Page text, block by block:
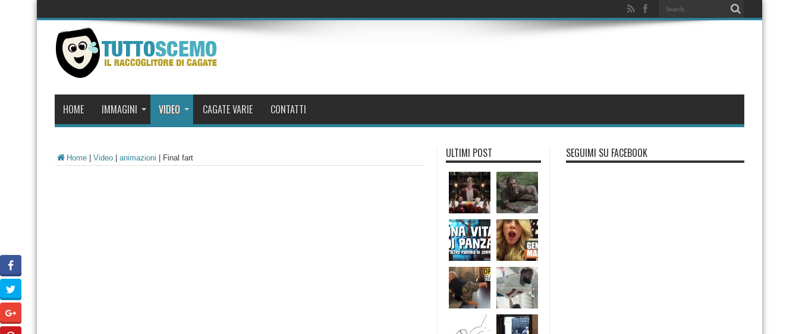
HOME IMMAGINI VIDEO CAGATE VARIE CONTATTI
Home Video animazioni Final fart ULTIMI POST SEGUIMI SU FACEBOOK